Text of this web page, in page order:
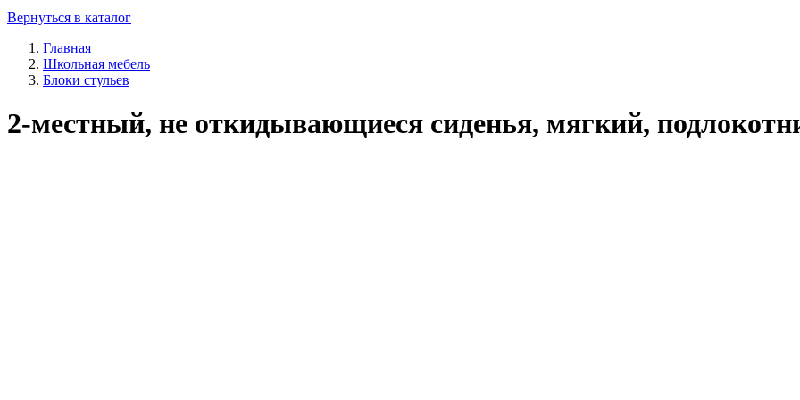
Вернуться в каталог
Главная
Школьная мебель
Блоки стульев
2-местный, не откидывающиеся сиденья, мягкий,